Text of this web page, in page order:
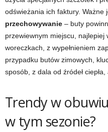
odświeżania ich faktury. Ważne
przechowywanie – buty
przewiewnym miejscu, najlepiej
woreczkach, z wypełnieniem
przypadku butów zimowych,
sposób, z dala od źródeł
Trendy w
w tym sezonie?